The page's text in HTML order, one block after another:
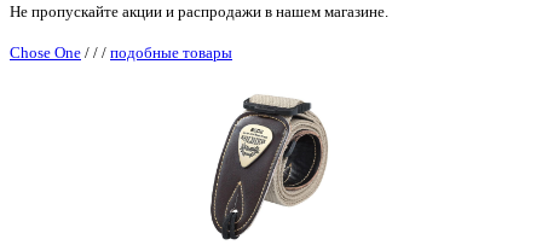
Не пропускайте акции и распродажи в нашем магазине.
Chose One / / / подобные товары